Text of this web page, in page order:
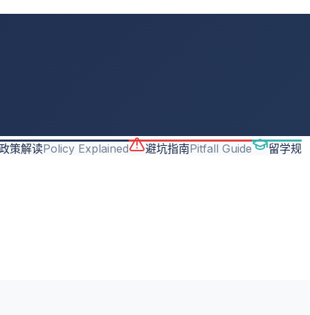
策解读Policy Explained 避坑指南Pitfall Guide
留学规